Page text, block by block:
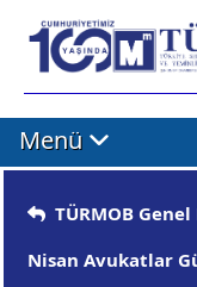
Menü
TÜRMOB
Nisan Avukatlar